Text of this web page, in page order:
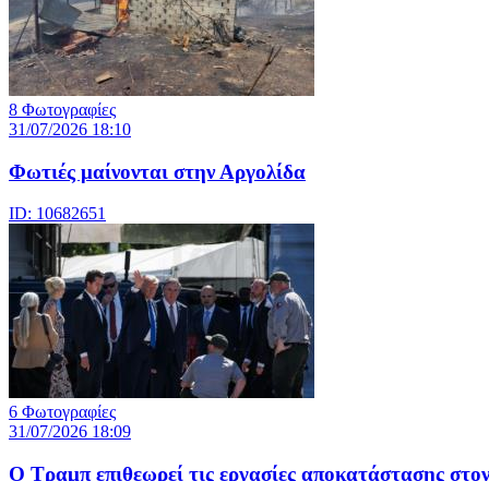
8 Φωτογραφίες
31/07/2026 18:10
Φωτιές μαίνονται στην Αργολίδα
ID: 10682651
6 Φωτογραφίες
31/07/2026 18:09
Ο Τραμπ επιθεωρεί τις εργασίες αποκατάστασης στον